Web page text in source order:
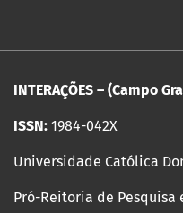
INTERAÇÕES – (Campo
ISSN: 1984-042X
Universidade Católica
Pró-Reitoria de Pesquisa